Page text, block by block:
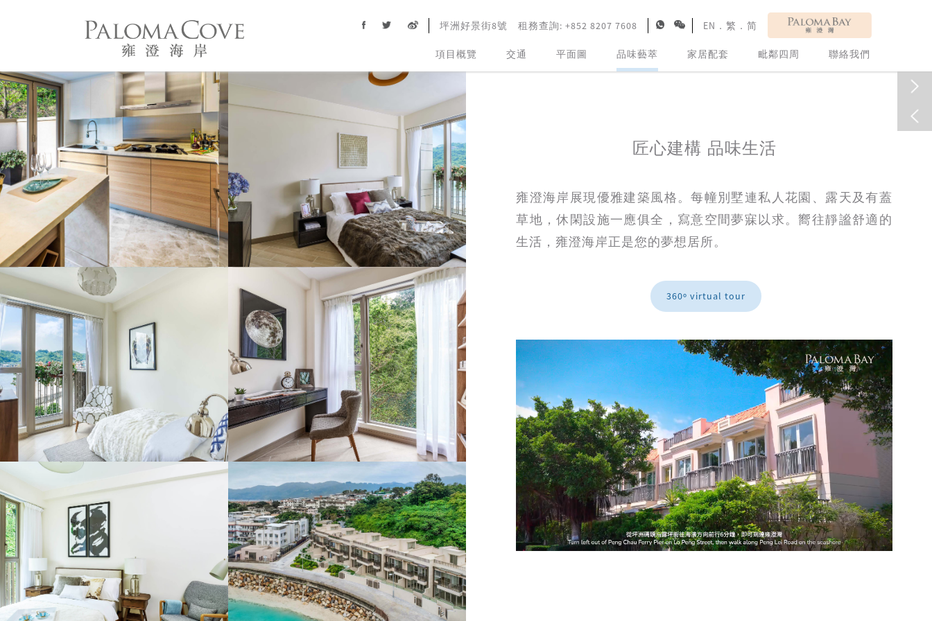
坪洲好景街8號 租務查詢: +852 8207 7608 EN ． 繁 ． 简
項目概覽 交通 平面圖 品味藝萃 家居配套 毗鄰四周 聯絡我們
匠心建構 品味生活
雍澄海岸展現優雅建築風格。每幢別墅連私人花園、露天及有蓋
草地，休閑設施一應俱全，寫意空間夢寐以求。嚮往靜謐舒適的
生活，雍澄海岸正是您的夢想居所。
360º virtual tour